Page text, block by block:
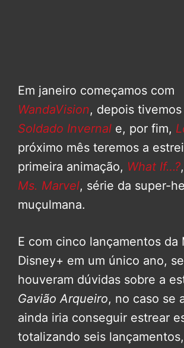
Em janeiro começamos com
WandaVision, depois tivemos
Soldado Invernal e, por fim,
próximo mês teremos a
primeira animação, What If…?
Ms. Marvel, série da super-
muçulmana.
E com cinco lançamentos da
Disney+ em um único ano,
houveram dúvidas sobre a
Gavião Arqueiro, no caso se
ainda iria conseguir estrear
totalizando seis